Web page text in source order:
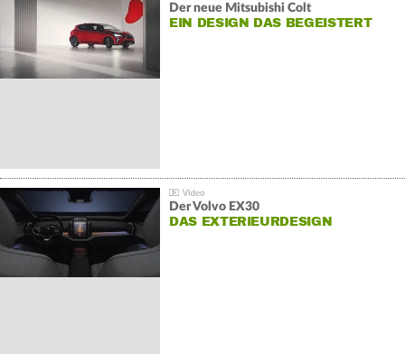
Der neue Mitsubishi Colt
EIN DESIGN DAS BEGEISTERT
Der Volvo EX30
DAS EXTERIEURDESIGN